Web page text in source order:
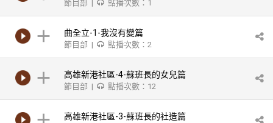
節目部 | 點播次數：1
曲全立-1-我沒有變篇
節目部 | 點播次數：2
高雄新港社區-4-蘇班長的女兒篇
節目部 | 點播次數：12
高雄新港社區-3-蘇班長的社造篇